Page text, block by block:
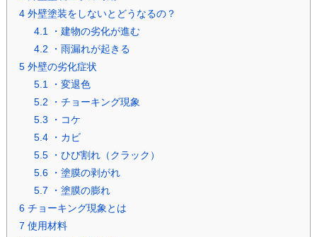
4外壁塗装をしないとどうなるの？
4.1・建物の劣化が進む
4.2 ・雨漏れが起きる
5外壁の劣化症状
5.1・変退色
5.2 ・チョーキング現象
5.3 ・コケ
5.4・カビ
5.5・ひび割れ（クラック）
5.6・塗膜の剥がれ
5.7 ・塗膜の膨れ
6チョーキング現象とは
7 使用材料